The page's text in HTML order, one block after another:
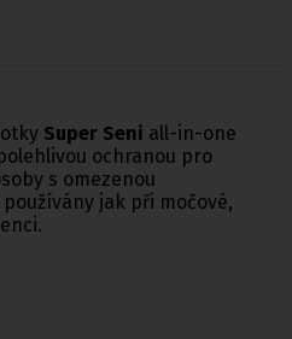
Super Seni all-in-one
ochranou pro
s omezenou
jak při močové,